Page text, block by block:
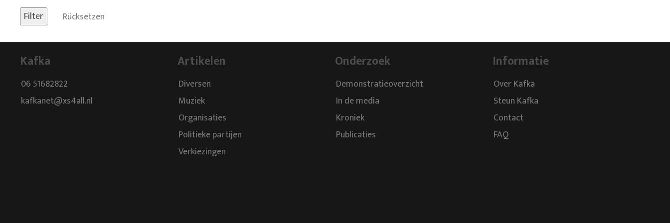
Rücksetzen
Kafka
06 51682822
kafkanet@xs4all.nl
Artikelen
Diversen
Muziek
Organisaties
Politieke partijen
Verkiezingen
Onderzoek
Demonstratieoverzicht
In de media
Kroniek
Publicaties
Informatie
Over Kafka
Steun Kafka
Contact
FAQ